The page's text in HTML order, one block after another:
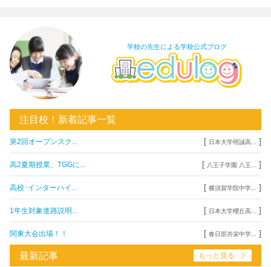
学校の先生による学校公式ブログ
注目校！新着記事一覧
第2回オープンスク... [ 日本大学明誠高... ]
高2夏期授業、TGGに... [ 八王子学園 八王... ]
高校･インターハイ... [ 横須賀学院中学... ]
1年生対象進路説明... [ 日本大学櫻丘高... ]
関東大会出場！！ [ 春日部共栄中学... ]
最新記事 もっと見る